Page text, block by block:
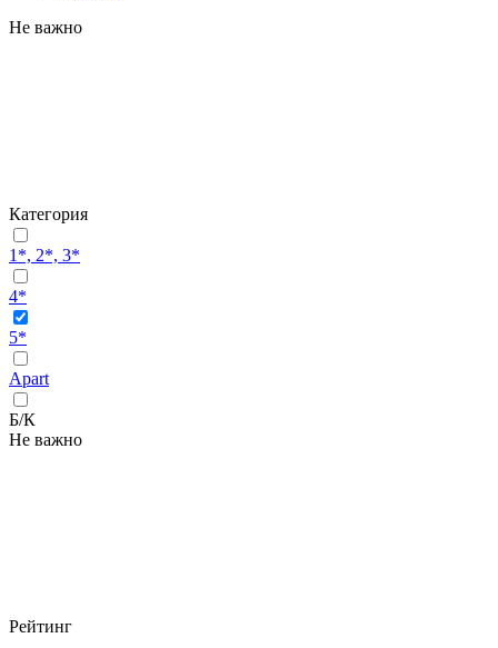
Не важно
Категория
1*, 2*, 3*
4*
5*
Apart
Б/К
Не важно
Рейтинг